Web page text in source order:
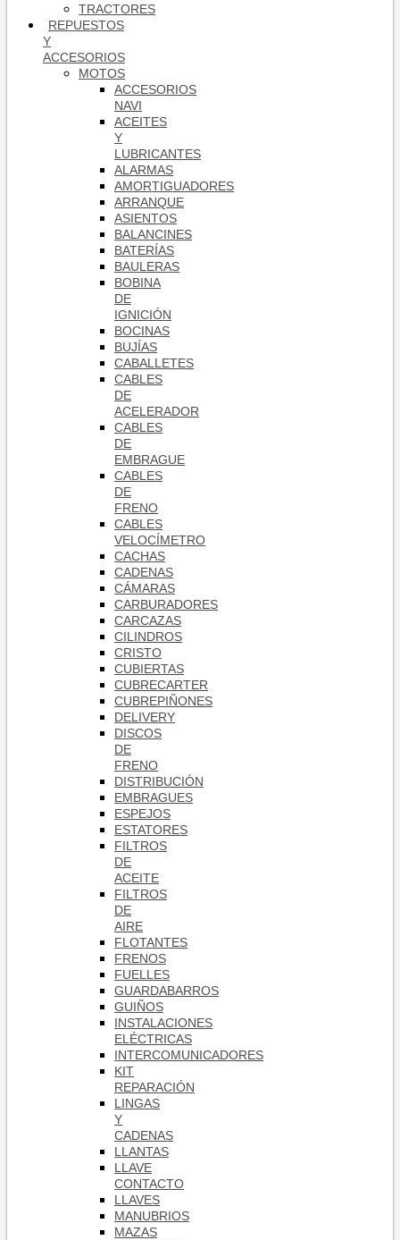
TRACTORES
REPUESTOS
Y
ACCESORIOS
MOTOS
ACCESORIOS
NAVI
ACEITES
Y
LUBRICANTES
ALARMAS
AMORTIGUADORES
ARRANQUE
ASIENTOS
BALANCINES
BATERÍAS
BAULERAS
BOBINA
DE
IGNICIÓN
BOCINAS
BUJÍAS
CABALLETES
CABLES
DE
ACELERADOR
CABLES
DE
EMBRAGUE
CABLES
DE
FRENO
CABLES
VELOCÍMETRO
CACHAS
CADENAS
CÁMARAS
CARBURADORES
CARCAZAS
CILINDROS
CRISTO
CUBIERTAS
CUBRECARTER
CUBREPIÑONES
DELIVERY
DISCOS
DE
FRENO
DISTRIBUCIÓN
EMBRAGUES
ESPEJOS
ESTATORES
FILTROS
DE
ACEITE
FILTROS
DE
AIRE
FLOTANTES
FRENOS
FUELLES
GUARDABARROS
GUIÑOS
INSTALACIONES
ELÉCTRICAS
INTERCOMUNICADORES
KIT
REPARACIÓN
LINGAS
Y
CADENAS
LLANTAS
LLAVE
CONTACTO
LLAVES
MANUBRIOS
MAZAS